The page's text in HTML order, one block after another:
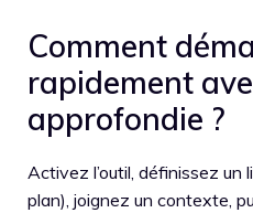
Comment
rapidement
approfondie ?
Activez l’outil, définissez un
plan), joignez un contexte,